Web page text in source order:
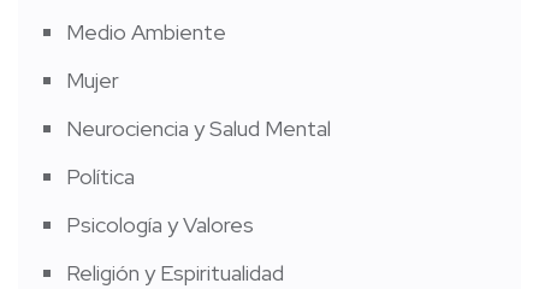
Medio Ambiente
Mujer
Neurociencia y Salud Mental
Política
Psicología y Valores
Religión y Espiritualidad